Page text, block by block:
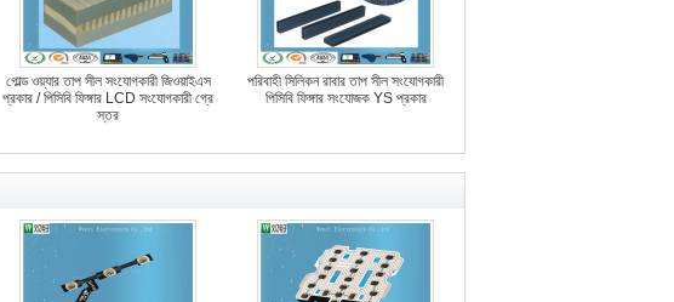
গোল্ড ওয়্যার তাপ সীল সংযোগকারী জিওয়াইএস
প্রকার / পিসিবি ফিঙ্গার LCD সংযোগকারী গ্রে
স্তর
পরিবাহী সিলিকন রাবার তাপ সীল সংযোগকারী
পিসিবি ফিঙ্গার সংযোজক YS প্রকার